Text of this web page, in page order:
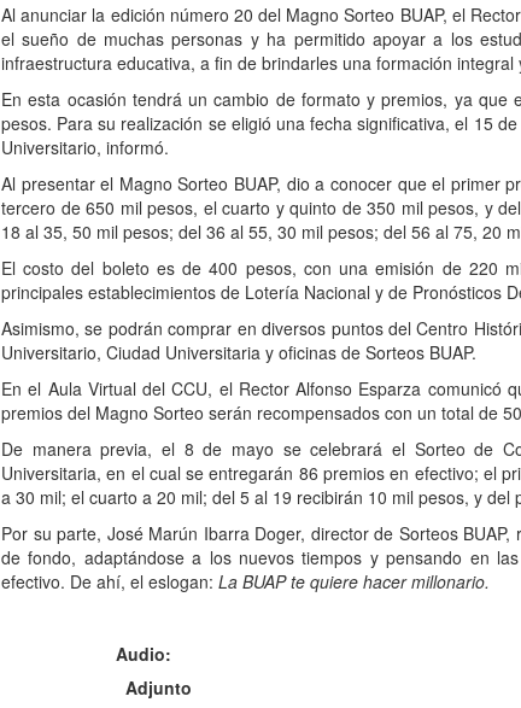
Al anunciar la edición número 20 del Magno Sorteo BUAP, el
el sueño de muchas personas y ha permitido apoyar a los
infraestructura educativa, a fin de brindarles una formación integral
En esta ocasión tendrá un cambio de formato y premios, ya
pesos. Para su realización se eligió una fecha significativa, el 15
Universitario, informó.
Al presentar el Magno Sorteo BUAP, dio a conocer que el primer
tercero de 650 mil pesos, el cuarto y quinto de 350 mil pesos, y
18 al 35, 50 mil pesos; del 36 al 55, 30 mil pesos; del 56 al 75, 20
El costo del boleto es de 400 pesos, con una emisión de 220
principales establecimientos de Lotería Nacional y de Pronósticos
Asimismo, se podrán comprar en diversos puntos del Centro
Universitario, Ciudad Universitaria y oficinas de Sorteos BUAP.
En el Aula Virtual del CCU, el Rector Alfonso Esparza
premios del Magno Sorteo serán recompensados con un total de
De manera previa, el 8 de mayo se celebrará el Sorteo de
Universitaria, en el cual se entregarán 86 premios en efectivo; el
a 30 mil; el cuarto a 20 mil; del 5 al 19 recibirán 10 mil pesos, y del
Por su parte, José Marún Ibarra Doger, director de Sorteos
de fondo, adaptándose a los nuevos tiempos y pensando en
efectivo. De ahí, el eslogan: La BUAP te quiere hacer millonario.
Audio:
Adjunto